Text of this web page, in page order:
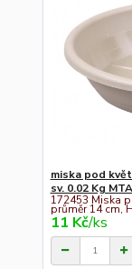
miska pod
sv. 0.02 Kg
172453 Miska
průměr 14 cm,
11 Kč/ks